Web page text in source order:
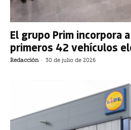
El grupo Prim incorpora
primeros 42 vehículos
Redacción - 30 de julio de 2026